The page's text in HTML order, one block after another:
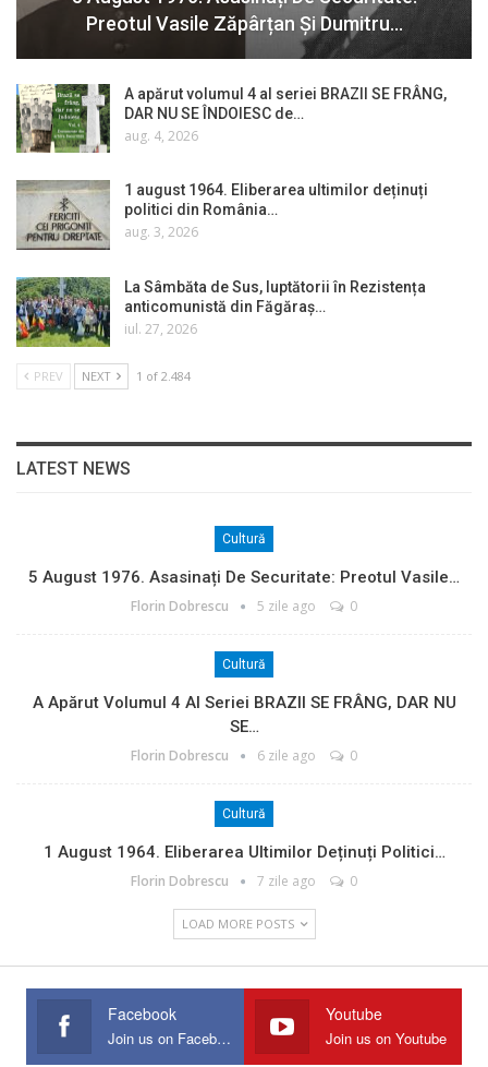
Preotul Vasile Zăpârțan Și Dumitru…
A apărut volumul 4 al seriei BRAZII SE FRÂNG,
DAR NU SE ÎNDOIESC de…
aug. 4, 2026
1 august 1964. Eliberarea ultimilor deținuți
politici din România…
aug. 3, 2026
La Sâmbăta de Sus, luptătorii în Rezistența
anticomunistă din Făgăraș…
iul. 27, 2026
PREV NEXT 1 of 2.484
LATEST NEWS
Cultură
5 August 1976. Asasinați De Securitate: Preotul Vasile…
Florin Dobrescu 5 zile ago 0
Cultură
A Apărut Volumul 4 Al Seriei BRAZII SE FRÂNG, DAR NU
SE…
Florin Dobrescu 6 zile ago 0
Cultură
1 August 1964. Eliberarea Ultimilor Deținuți Politici…
Florin Dobrescu 7 zile ago 0
LOAD MORE POSTS
Facebook
Join us on Facebook
Youtube
Join us on Youtube